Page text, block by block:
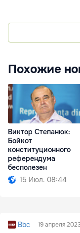
Похожие
Виктор Степанюк:
Бойкот
конституционного
референдума
бесполезен
15 Июл. 08:44
Bbc 19 апреля